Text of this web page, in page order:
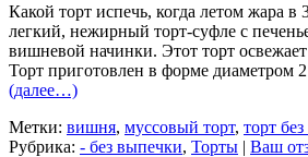
Какой торт испечь, когда летом жара
легкий, нежирный торт-суфле с
вишневой начинки. Этот торт
Торт приготовлен в форме диаметром
(далее…)
Метки: вишня, муссовый торт, торт
Рубрика: - без выпечки, Торты | Ваш